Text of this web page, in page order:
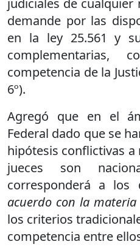
judiciales de cualquier
demande por las
en la ley 25.561 y
complementarias,
competencia de la
6º).
Agregó que en el
Federal dado que se
hipótesis conflictivas a
jueces son
corresponderá a los
acuerdo con la
los criterios
competencia entre